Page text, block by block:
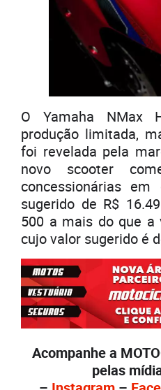
O Yamaha NMax
produção limitada,
foi revelada pela
novo scooter
concessionárias
sugerido de R$
500 a mais do que a
cujo valor sugerido é
Acompanhe a
pelas